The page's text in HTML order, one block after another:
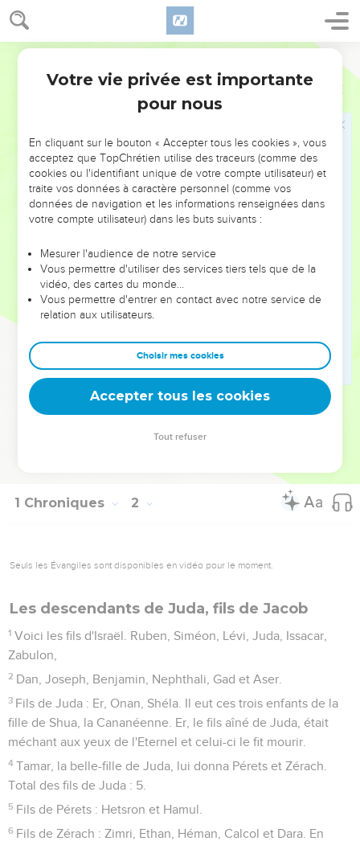
1 Chroniques 1
les Israélites n’aient un roi. Il y eut Béla, fils de Beor ; le nom
de sa ville était Dinhaba.
Béla mourut et Jobab, fils de Zérach, de Botsra, devint roi
à sa place.
Jobab mourut et Husham, du pays des Thémanites, devint
Husham mourut et Hadad, fils de Bedad, devint roi à sa
place. C'est lui qui battit les Madianites dans la campagne de
Moab. Le nom de sa ville était Avith.
Hadad mourut et Samla, de Masréka, devint roi à sa place.
Samla mourut et Saül, de Rehoboth-Nahar, devint roi à sa
place.
Saül mourut et Baal-Hanan, fils d'Acbor, devint roi à sa
Baal-Hanan mourut et Hadad devint roi à sa place. Le nom
elle était la fille de Mathred et la petite-fille de Mézahab.
Hadad mourut. Les chefs d'Edom furent alors Thimna,
Alva, Jetheth,
1 Chroniques 2
Seuls les Évangiles sont disponibles en vidéo pour le moment.
Les descendants de Juda, fils de Jacob
1 Voici les fils d'Israël. Ruben, Siméon, Lévi, Juda, Issacar,
Zabulon,
2 Dan, Joseph, Benjamin, Nephthali, Gad et Aser.
3 Fils de Juda : Er, Onan, Shéla. Il eut ces trois enfants de la
fille de Shua, la Cananéenne. Er, le fils aîné de Juda, était
méchant aux yeux de l'Eternel et celui-ci le fit mourir.
4 Tamar, la belle-fille de Juda, lui donna Pérets et Zérach.
Total des fils de Juda : 5.
5 Fils de Pérets : Hetsron et Hamul.
6 Fils de Zérach : Zimri, Ethan, Héman, Calcol et Dara. En
Votre vie privée est importante
pour nous
En cliquant sur le bouton « Accepter tous les cookies », vous
acceptez que TopChrétien utilise des traceurs (comme des
cookies ou l'identifiant unique de votre compte utilisateur) et
traite vos données à caractère personnel (comme vos
données de navigation et les informations renseignées dans
votre compte utilisateur) dans les buts suivants :
Mesurer l'audience de notre service
Vous permettre d'utiliser des services tiers tels que de la
vidéo, des cartes du monde…
Vous permettre d'entrer en contact avec notre service de
relation aux utilisateurs.
Choisir mes cookies
Accepter tous les cookies
Tout refuser